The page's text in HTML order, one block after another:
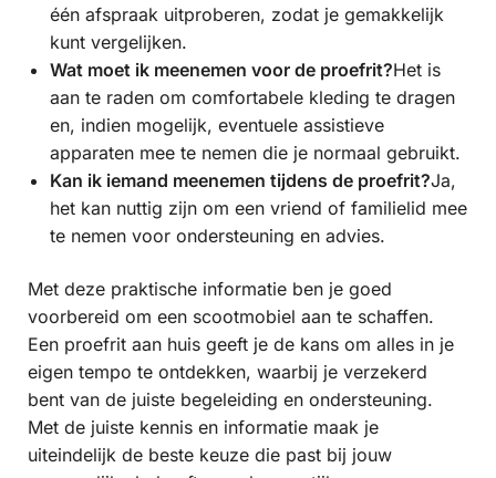
één afspraak uitproberen, zodat je gemakkelijk
kunt vergelijken.
Wat moet ik meenemen voor de proefrit?Het is
aan te raden om comfortabele kleding te dragen
en, indien mogelijk, eventuele assistieve
apparaten mee te nemen die je normaal gebruikt.
Kan ik iemand meenemen tijdens de proefrit?Ja,
het kan nuttig zijn om een vriend of familielid mee
te nemen voor ondersteuning en advies.
Met deze praktische informatie ben je goed
voorbereid om een scootmobiel aan te schaffen.
Een proefrit aan huis geeft je de kans om alles in je
eigen tempo te ontdekken, waarbij je verzekerd
bent van de juiste begeleiding en ondersteuning.
Met de juiste kennis en informatie maak je
uiteindelijk de beste keuze die past bij jouw